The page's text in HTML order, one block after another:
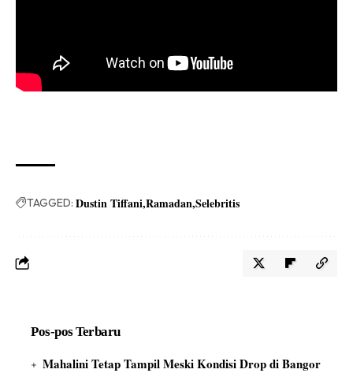
TAGGED: Dustin TiffaniRamadanSelebritis
Pos-pos Terbaru
Mahalini Tetap Tampil Meski Kondisi Drop di Bangor